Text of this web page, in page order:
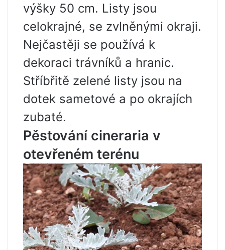
výšky 50 cm. Listy jsou
celokrajné, se zvlněnými okraji.
Nejčastěji se používá k
dekoraci trávníků a hranic.
Stříbřitě zelené listy jsou na
dotek sametové a po okrajích
zubaté.
Pěstování cineraria v
otevřeném terénu